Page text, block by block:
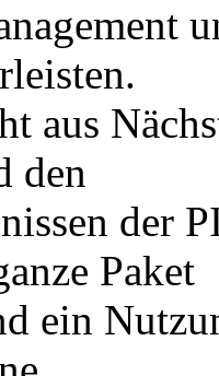
aus
den
der
Paket
ein